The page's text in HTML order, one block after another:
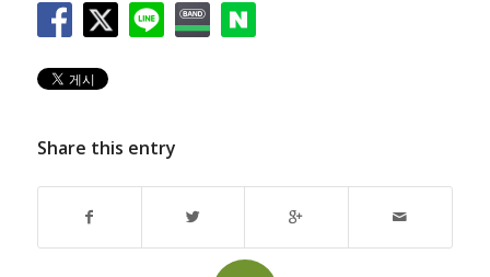
Share this entry